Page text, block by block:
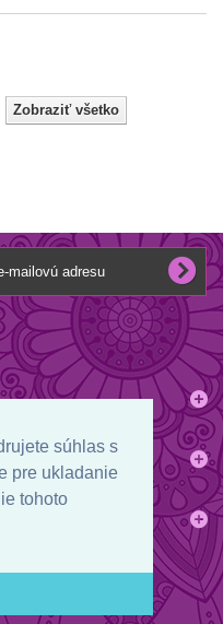
súhlas s
pre ukladanie
tohoto
Zobraziť všetko